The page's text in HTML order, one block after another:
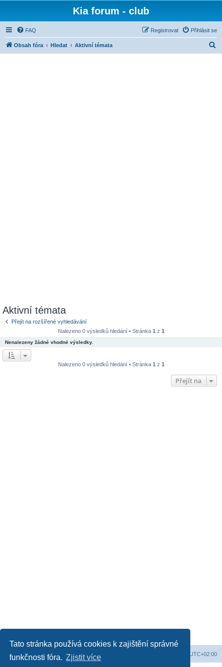
Tato stránka používá cookies k zajištění správné
funkčnosti fóra. Zjistit více
Kia forum - club
FAQ Přihlásit se
Registrovat
Obsah fóra Hledat Aktivní témata
Aktivní témata
Přejít na rozšířené vyhledávání
Nalezeno 0 výsledků hledání • Stránka 1 z 1
Nenalezeny žádné vhodné výsledky.
Nalezeno 0 výsledků hledání • Stránka 1 z 1
Přejít na
Obsah fóra UTC+02:00